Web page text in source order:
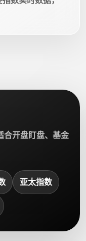
合开盘盯盘、基金
亚太指数